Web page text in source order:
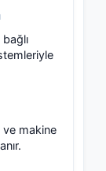
ve makine